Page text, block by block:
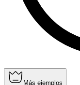
Más ejemplos